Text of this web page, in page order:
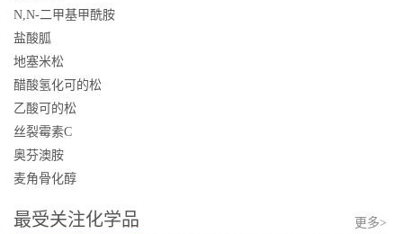
N,N-二甲基甲酰胺
盐酸胍
地塞米松
醋酸氢化可的松
乙酸可的松
丝裂霉素C
奥芬澳胺
麦角骨化醇
最受关注化学品 更多>